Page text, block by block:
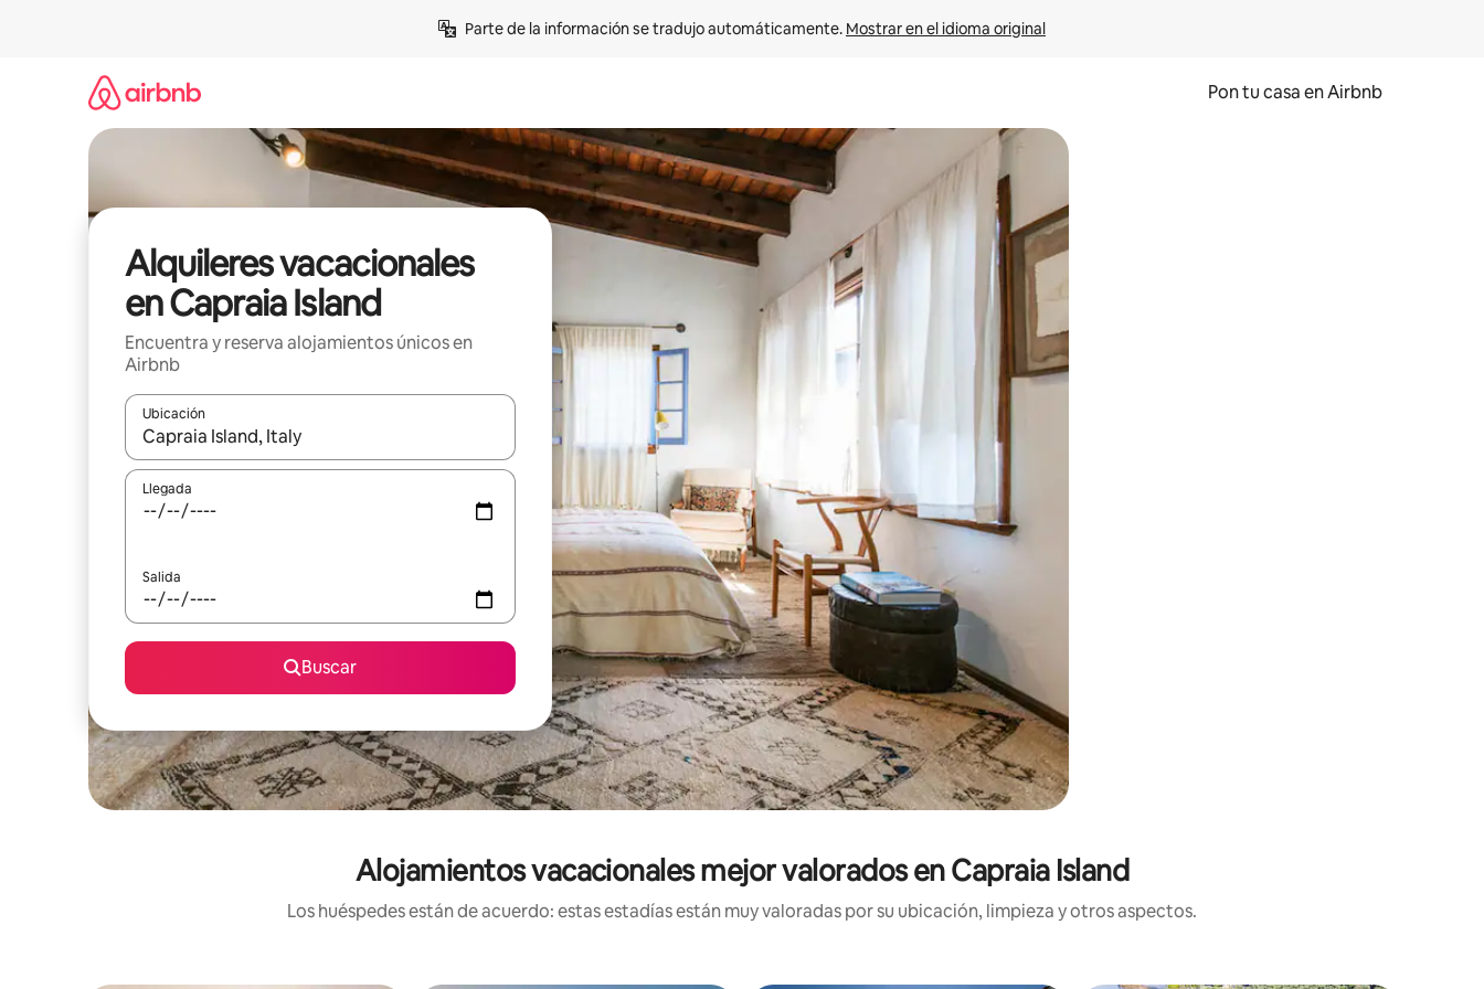
Parte de la información se tradujo automáticamente. Mostrar en el idioma original
Pon tu casa en Airbnb
Alquileres vacacionales
en Capraia Island
Encuentra y reserva alojamientos únicos en
Airbnb
Ubicación
Cuando los resultados estén disponibles, navega con las teclas de flecha hacia arriba y hacia abajo o explora con el tacto o desliza el dedo.
Llegada
Salida
Buscar
Alojamientos vacacionales mejor valorados en Capraia Island
Los huéspedes están de acuerdo: estas estadías están muy valoradas por su ubicación, limpieza y otros aspectos.